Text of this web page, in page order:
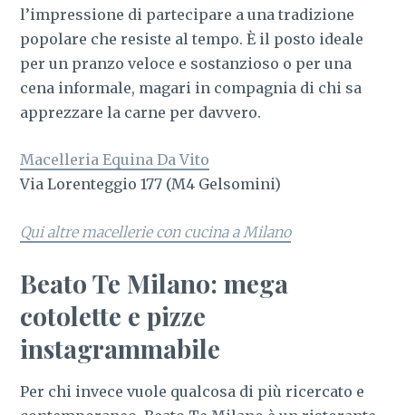
l’impressione di partecipare a una tradizione
popolare che resiste al tempo. È il posto ideale
per un pranzo veloce e sostanzioso o per una
cena informale, magari in compagnia di chi sa
apprezzare la carne per davvero.
Macelleria Equina Da Vito
Via Lorenteggio 177 (M4 Gelsomini)
Qui altre macellerie con cucina a Milano
Beato Te Milano: mega
cotolette e pizze
instagrammabile
Per chi invece vuole qualcosa di più ricercato e